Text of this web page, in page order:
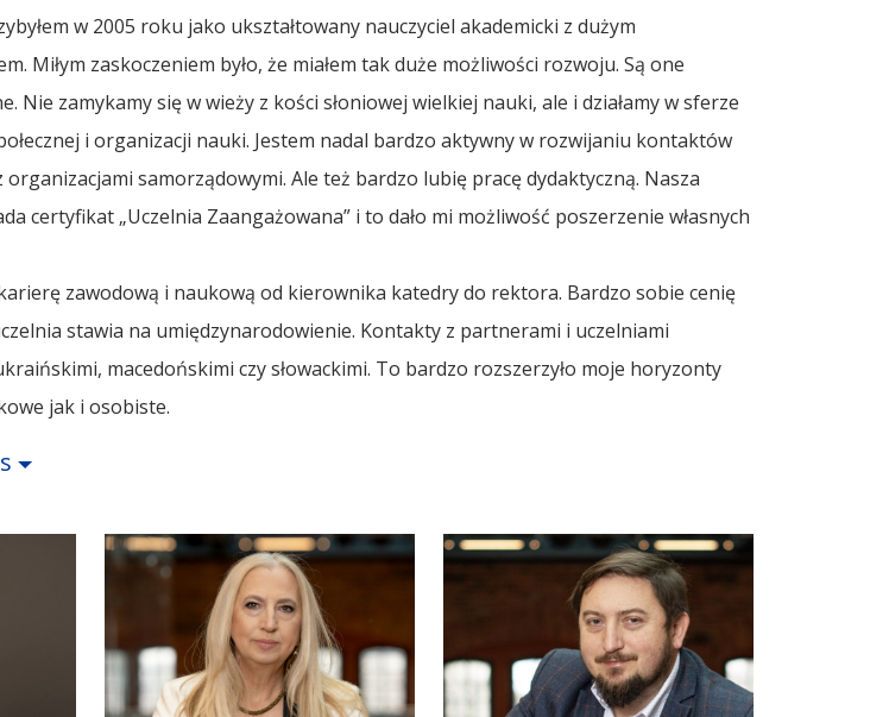
w 2005 roku jako ukształtowany nauczyciel akademicki z dużym
Miłym zaskoczeniem było, że miałem tak duże możliwości rozwoju. Są one
Nie zamykamy się w wieży z kości słoniowej wielkiej nauki, ale i działamy w sferze
i organizacji nauki. Jestem nadal bardzo aktywny w rozwijaniu kontaktów
organizacjami samorządowymi. Ale też bardzo lubię pracę dydaktyczną. Nasza
certyfikat „Uczelnia Zaangażowana” i to dało mi możliwość poszerzenie własnych
zawodową i naukową od kierownika katedry do rektora. Bardzo sobie cenię
stawia na umiędzynarodowienie. Kontakty z partnerami i uczelniami
macedońskimi czy słowackimi. To bardzo rozszerzyło moje horyzonty
jak i osobiste.